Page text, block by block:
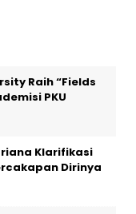
Raih “Fields
PKU
Klarifikasi
Dirinya